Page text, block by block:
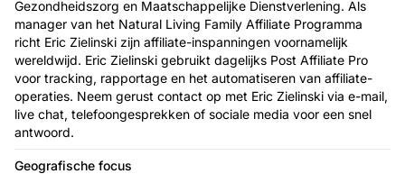
Gezondheidszorg en Maatschappelijke Dienstverlening. Als
manager van het Natural Living Family Affiliate Programma
richt Eric Zielinski zijn affiliate-inspanningen voornamelijk
wereldwijd. Eric Zielinski gebruikt dagelijks Post Affiliate Pro
voor tracking, rapportage en het automatiseren van affiliate-
operaties. Neem gerust contact op met Eric Zielinski via e-mail,
live chat, telefoongesprekken of sociale media voor een snel
antwoord.
Geografische focus